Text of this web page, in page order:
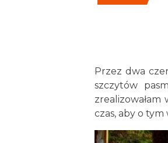
Przez dwa
szczytów
czas, aby o